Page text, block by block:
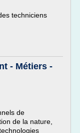
techniciens
- Métiers -
de
de la nature,